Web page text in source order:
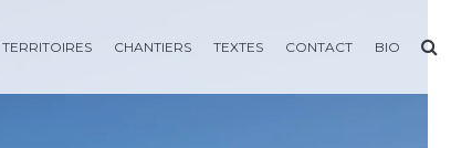
TERRITOIRES CHANTIERS TEXTES CONTACT BIO